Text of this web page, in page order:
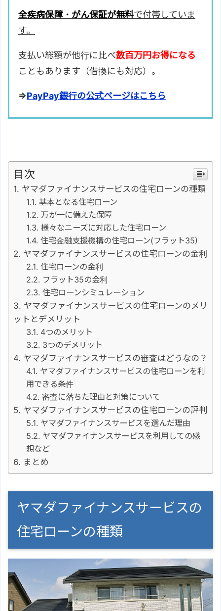
全疾病保障・がん保証が無料で付帯していま
す。
支払い総額が他行に比べ数百万円お得になる
こともあります（借換にも対応）。
⇒PayPay銀行の公式ページはこちら
目次
ヤマダファイナンスサービスの住宅ローンの種類
基本となる住宅ローン
万が一に備えた保障
様々なニーズに対応した住宅ローン
住宅金融支援機構の住宅ローン(フラット35)
ヤマダファイナンスサービスの住宅ローンの金利
住宅ローンの金利
フラット35の金利
住宅ローンシミュレーション
ヤマダファイナンスサービスの住宅ローンのメリ
ットとデメリット
4つのメリット
3つのデメリット
ヤマダファイナンスサービスの審査はどうなの？
ヤマダファイナンスサービスの住宅ローンを利
用できる条件
審査に落ちた理由と対策について
ヤマダファイナンスサービスの住宅ローンの評判
ヤマダファイナンスサービスを選んだ理由
ヤマダファイナンスサービスを利用しての感
想など
まとめ
ヤマダファイナンスサービスの
住宅ローンの種類